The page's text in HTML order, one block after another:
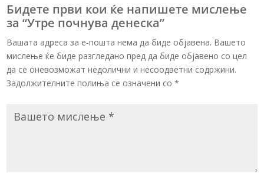
Бидете први кои ќе напишете мислење
за “Утре почнува денеска”
Вашата адреса за е-пошта нема да биде објавена. Вашето
мислење ќе биде разгледано пред да биде објавено со цел
да се оневозможат недолични и несоодветни содржини.
Задолжителните полиња се означени со*